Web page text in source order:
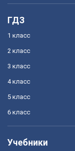
ГДЗ
1 класс
2 класс
3 класс
4 класс
5 класс
6 класс
Учебники